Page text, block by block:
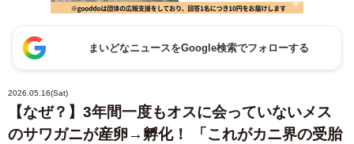
まいどなニュースをGoogle検索でフォローする
2026.05.16(Sat)
【なぜ？】3年間一度もオスに会っていないメス
のサワガニが産卵→孵化！ 「これがカニ界の受胎